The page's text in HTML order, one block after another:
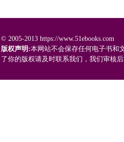
© 2005-2013 https://www.51ebooks.com
版权声明:本网站不会保存任何电子书和
了你的版权请及时联系我们，我们审核